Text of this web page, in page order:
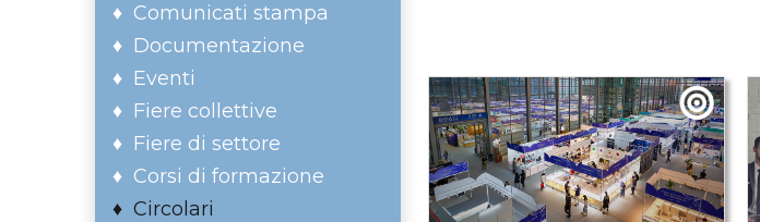
Comunicati stampa
Documentazione
Eventi
Fiere collettive
Fiere di settore
Corsi di formazione
Circolari